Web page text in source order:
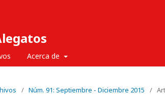
Acerca de
/ Núm. 91: Septiembre - Diciembre 2015 /